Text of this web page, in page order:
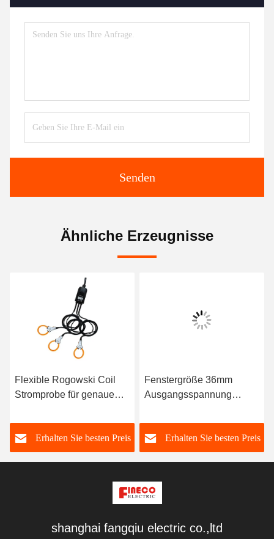
Senden
Ähnliche Erzeugnisse
Flexible Rogowski Coil
Stromprobe für genaue
1A-100kA
Erhalten Sie besten Preis
Fenstergröße 36mm
Ausgangsspannung
Wechselstromsonde
Flexible Rogowski-Spule
Erhalten Sie besten Preis
shanghai fangqiu electric co.,ltd